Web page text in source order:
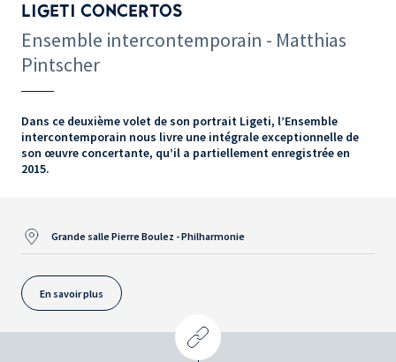
LIGETI CONCERTOS
Ensemble intercontemporain - Matthias
Pintscher
Dans ce deuxième volet de son portrait Ligeti, l’Ensemble
intercontemporain nous livre une intégrale exceptionnelle de
son œuvre concertante, qu’il a partiellement enregistrée en
2015.
Grande salle Pierre Boulez - Philharmonie
En savoir plus